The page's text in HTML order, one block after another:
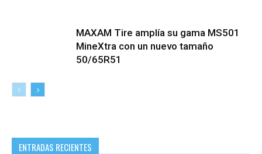
MAXAM Tire amplía su gama MS501
MineXtra con un nuevo tamaño
50/65R51
ENTRADAS RECIENTES